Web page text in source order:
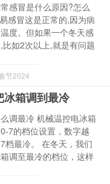
感冒是什么原因?怎么
感冒这是正常的,因为病
度。但如果一个冬天感
比如2次以上,就是有问题
节2024
冰箱调到最冷
调最冷 机械温控电冰箱
7的档位设置，数字越
档最冷。 在冬天，我们
调至最冷的档位，这样